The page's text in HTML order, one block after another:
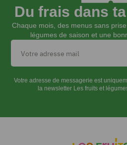
panais
INSTRUCTIONS
Éplucher
Du frais dans
Chaque mois, des menus sans
légumes de saison et une
Votre adresse de messagerie est
la newsletter Les fruits et